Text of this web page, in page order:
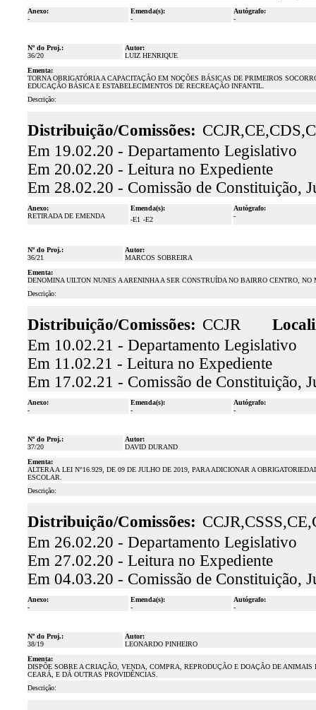
Anexo:
-
Emenda(s):
-
Autógrafo:
-
Nº do Proj.:
36/20
Autor:
LUIZ HENRIQUE
Ementa:
TORNA OBRIGATÓRIA A CAPACITAÇÃO EM NOÇÕES BÁSICAS DE PRIMEIROS
EDUCAÇÃO BÁSICA E ESTABELECIMENTOS DE RECREAÇÃO INFANTIL.
Descrição:
Distribuição/Comissões:
Em 19.02.20 - Departamento Legislativo
Em 20.02.20 - Leitura no Expediente
Em 28.02.20 - Comissão de Constituição,
Anexo:
RETIRADA DE EMENDA
Emenda(s):
-E1 -E2
Autógrafo:
-
Nº do Proj.:
36/21
Autor:
MARCOS SOBREIRA
Ementa:
DENOMINA UILTON NUNES A ARENINHA A SER CONSTRUÍDA NO BAIRRO CENTRO, NO
Descrição:
Distribuição/Comissões: CCJR
Em 10.02.21 - Departamento Legislativo
Em 11.02.21 - Leitura no Expediente
Em 17.02.21 - Comissão de Constituição,
Anexo:
-
Emenda(s):
-
Autógrafo:
-
Nº do Proj.:
37/20
Autor:
DAVID DURAND
Ementa:
ALTERA A LEI N°16.929, DE 09 DE JULHO DE 2019, PARA ADICIONAR A
ESCOLAR.
Descrição:
Distribuição/Comissões:
Em 26.02.20 - Departamento Legislativo
Em 27.02.20 - Leitura no Expediente
Em 04.03.20 - Comissão de Constituição,
Anexo:
-
Emenda(s):
-
Autógrafo:
-
Nº do Proj.:
38/19
Autor:
LEONARDO PINHEIRO
Ementa:
DISPÕE SOBRE A CRIAÇÃO, VENDA, COMPRA, REPRODUÇÃO E DOAÇÃO DE
CEARÁ, E DÁ OUTRAS PROVIDÊNCIAS.
Descrição: